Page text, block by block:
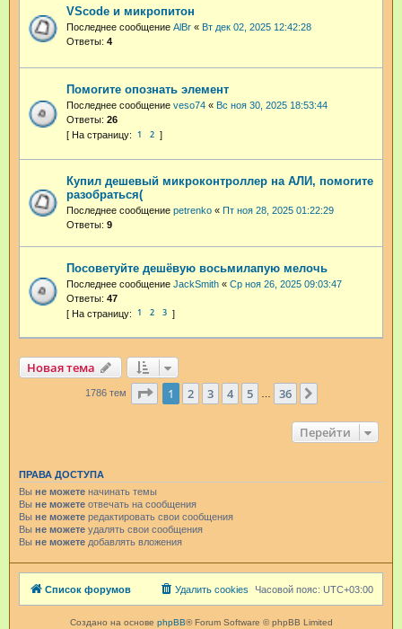
VScode и микропитон
Последнее сообщение AlBr « Вт дек 02, 2025 12:42:28
Ответы: 4
Помогите опознать элемент
Последнее сообщение veso74 « Вс ноя 30, 2025 18:53:44
Ответы: 26
1 2
Купил дешевый микроконтроллер на АЛИ, помогите
разобраться(
Последнее сообщение petrenko « Пт ноя 28, 2025 01:22:29
Ответы: 9
Посоветуйте дешёвую восьмилапую мелочь
Последнее сообщение JackSmith « Ср ноя 26, 2025 09:03:47
Ответы: 47
1 2 3
Новая тема
1786 тем Страница из 36
1 2 3 4 5 36
Перейти
ПРАВА ДОСТУПА
Вы не можете начинать темы
Вы не можете отвечать на сообщения
Вы не можете редактировать свои сообщения
Вы не можете удалять свои сообщения
Вы не можете добавлять вложения
Список форумов Часовой пояс: UTC+03:00
Удалить cookies
Создано на основе phpBB® Forum Software © phpBB Limited